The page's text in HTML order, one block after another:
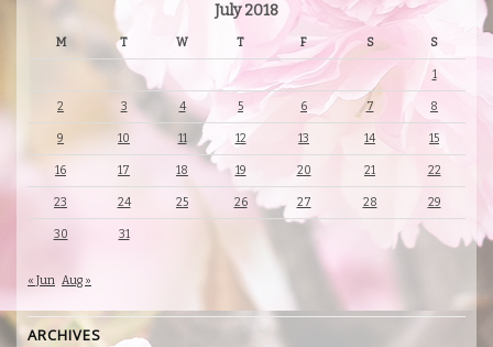
July 2018
M T W T F S S
1
2 3 4 5 6 7 8
9 10 11 12 13 14 15
16 17 18 19 20 21 22
23 24 25 26 27 28 29
30 31
« Jun Aug »
ARCHIVES